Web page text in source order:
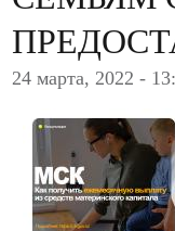
24 марта, 2022 -